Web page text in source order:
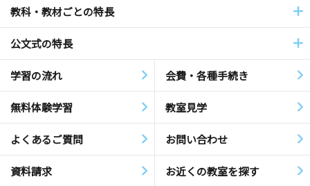
教科・教材ごとの特長
公文式の特長
学習の流れ 会費・各種手続き
無料体験学習 教室見学
よくあるご質問 お問い合わせ
資料請求 お近くの教室を探す